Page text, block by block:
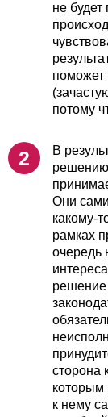
не будет
поможет
потому
В
решению
Они сами
какому-
рамках
очередь
решение
сторона
которым
к нему